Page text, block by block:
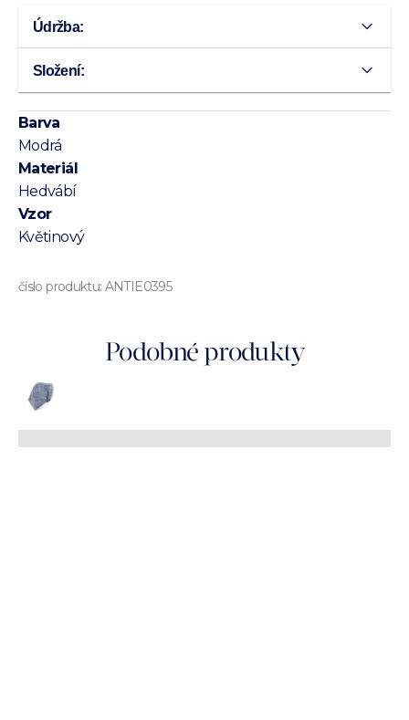
Údržba:
Složení:
Barva
Modrá
Materiál
Hedvábí
Vzor
Květinový
číslo produktu: ANTIE0395
Podobné produkty